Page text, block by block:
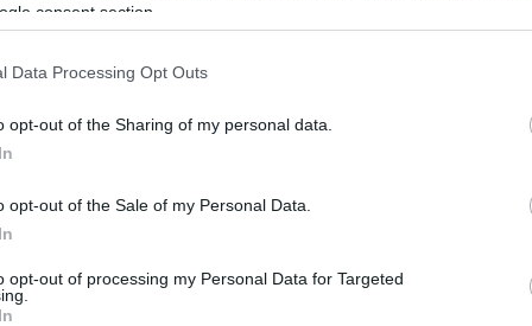
consent section.
Data Processing Opt Outs
opt-out of the Sharing of my personal data.
opt-out of the Sale of my Personal Data.
opt-out of processing my Personal Data for Targeted
Dolce Gabbana Di Martino dolce burata
olasz
2025
világ